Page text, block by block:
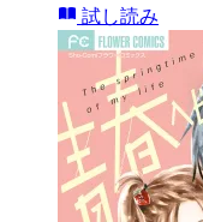
試し読み